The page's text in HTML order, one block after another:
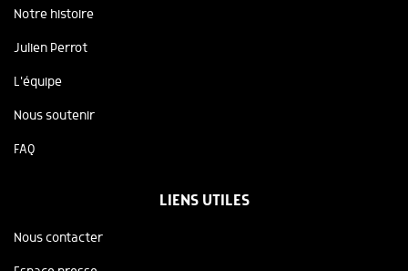
Notre histoire
Julien Perrot
L'équipe
Nous soutenir
FAQ
LIENS UTILES
Nous contacter